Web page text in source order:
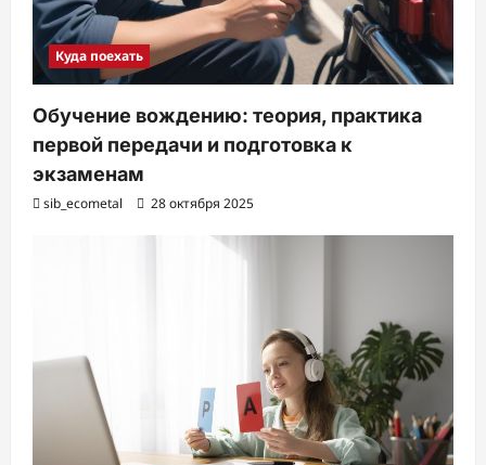
Куда поехать
Обучение вождению: теория, практика
первой передачи и подготовка к
экзаменам
sib_ecometal 28 октября 2025